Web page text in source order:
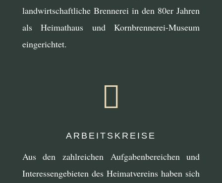
landwirtschaftliche Brennerei in den 80er Jahren
als Heimathaus und Kornbrennerei-Museum
eingerichtet.

ARBEITSKREISE
Aus den zahlreichen Aufgabenbereichen und
Interessengebieten des Heimatvereins haben sich